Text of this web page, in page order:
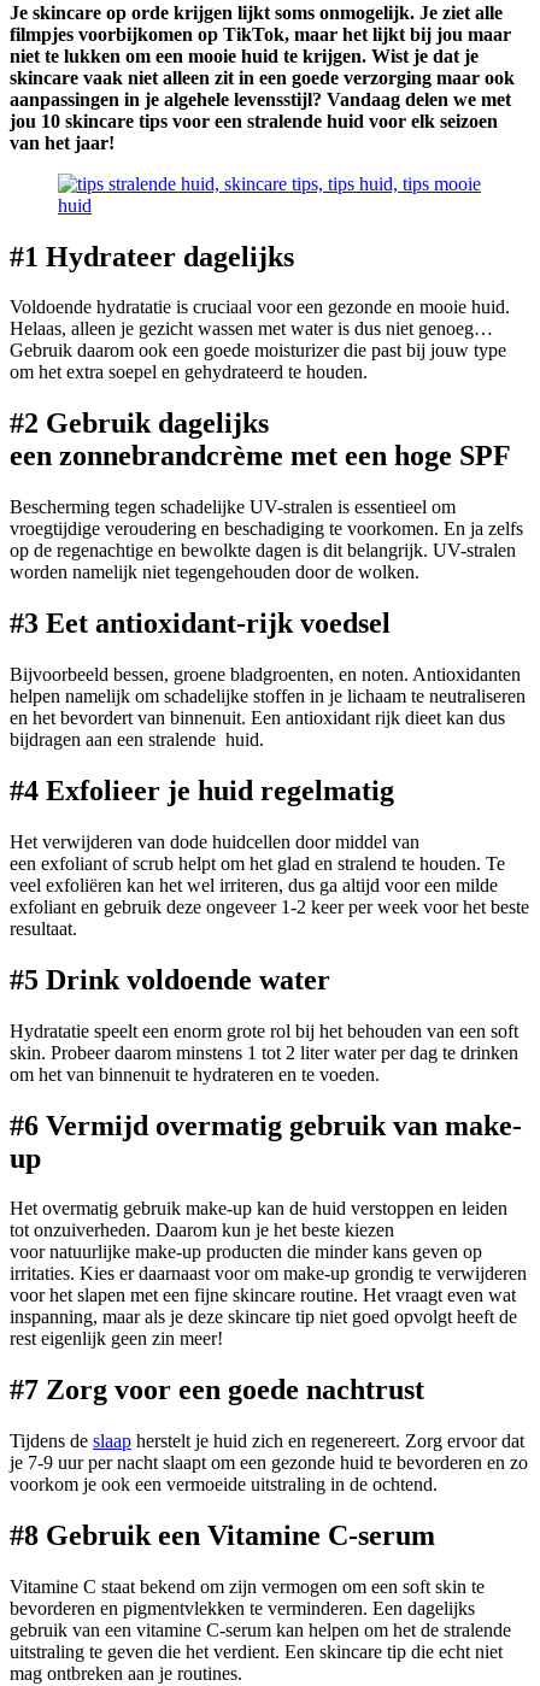
Je skincare op orde krijgen lijkt soms onmogelijk. Je ziet alle
filmpjes voorbijkomen op TikTok, maar het lijkt bij jou maar
niet te lukken om een mooie huid te krijgen. Wist je dat je
skincare vaak niet alleen zit in een goede verzorging maar ook
aanpassingen in je algehele levensstijl? Vandaag delen we met
jou 10 skincare tips voor een stralende huid voor elk seizoen
van het jaar!
#1 Hydrateer dagelijks
Voldoende hydratatie is cruciaal voor een gezonde en mooie huid.
Helaas, alleen je gezicht wassen met water is dus niet genoeg…
Gebruik daarom ook een goede moisturizer die past bij jouw type
om het extra soepel en gehydrateerd te houden.
#2 Gebruik dagelijks
een zonnebrandcrème met een hoge SPF
Bescherming tegen schadelijke UV-stralen is essentieel om
vroegtijdige veroudering en beschadiging te voorkomen. En ja zelfs
op de regenachtige en bewolkte dagen is dit belangrijk. UV-stralen
worden namelijk niet tegengehouden door de wolken.
#3 Eet antioxidant-rijk voedsel
Bijvoorbeeld bessen, groene bladgroenten, en noten. Antioxidanten
helpen namelijk om schadelijke stoffen in je lichaam te neutraliseren
en het bevordert van binnenuit. Een antioxidant rijk dieet kan dus
bijdragen aan een stralende huid.
#4 Exfolieer je huid regelmatig
Het verwijderen van dode huidcellen door middel van
een exfoliant of scrub helpt om het glad en stralend te houden. Te
veel exfoliëren kan het wel irriteren, dus ga altijd voor een milde
exfoliant en gebruik deze ongeveer 1-2 keer per week voor het beste
resultaat.
#5 Drink voldoende water
Hydratatie speelt een enorm grote rol bij het behouden van een soft
skin. Probeer daarom minstens 1 tot 2 liter water per dag te drinken
om het van binnenuit te hydrateren en te voeden.
#6 Vermijd overmatig gebruik van make-
up
Het overmatig gebruik make-up kan de huid verstoppen en leiden
tot onzuiverheden. Daarom kun je het beste kiezen
voor natuurlijke make-up producten die minder kans geven op
irritaties. Kies er daarnaast voor om make-up grondig te verwijderen
voor het slapen met een fijne skincare routine. Het vraagt even wat
inspanning, maar als je deze skincare tip niet goed opvolgt heeft de
rest eigenlijk geen zin meer!
#7 Zorg voor een goede nachtrust
Tijdens de slaap herstelt je huid zich en regenereert. Zorg ervoor dat
je 7-9 uur per nacht slaapt om een gezonde huid te bevorderen en zo
voorkom je ook een vermoeide uitstraling in de ochtend.
#8 Gebruik een Vitamine C-serum
Vitamine C staat bekend om zijn vermogen om een soft skin te
bevorderen en pigmentvlekken te verminderen. Een dagelijks
gebruik van een vitamine C-serum kan helpen om het de stralende
uitstraling te geven die het verdient. Een skincare tip die echt niet
mag ontbreken aan je routines.